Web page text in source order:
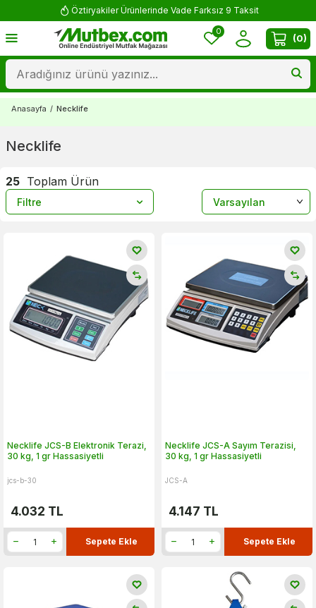
Öztiryakiler Ürünlerinde Vade Farksız 9 Taksit
0
(0)
Anasayfa / Necklife
Necklife
25 Toplam Ürün
Filtre
Necklife JCS-B Elektronik Terazi,
30 kg, 1 gr Hassasiyetli
jcs-b-30
4.032 TL
Sepete Ekle
Necklife JCS-A Sayım Terazisi,
30 kg, 1 gr Hassasiyetli
JCS-A
4.147 TL
Sepete Ekle